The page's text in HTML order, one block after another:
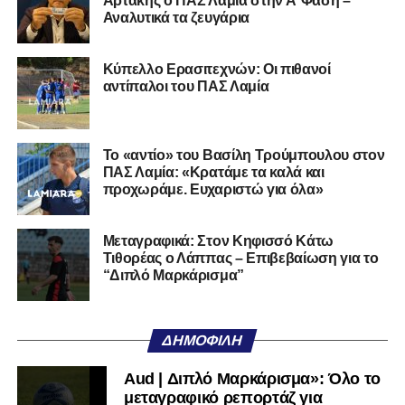
Ο 24χρονος τερματοφύλακας (γεννημένος στις
27/06/2002) προέρχεται επίσης από μία γεμάτη χρονιά
στη Γ’ Εθνική με τον ΠΑΣ Λαμία. Στο παρελθόν
αγωνίστηκε στον Λεβαδειακό, ενώ πέρασε και από ομάδες
της Serie D στην Ιταλία, όπως οι Nocerina, S. Maria
Cilento και Castrovillari, έχοντας ξεκινήσει την
ποδοσφαιρική του διαδρομή από τον Απόλλωνα Σμύρνης.
Τον καλωσορίζουμε στην οικογένεια του Σαρωνικού και
του ευχόμαστε υγεία και επιτυχίες.»
Ακολουθήστε τοlamiara.grστοGoogle Newsγια να
μαθαίνετε πρώτοι τα κυανόλευκα νέα στην Ελλάδα και τον
Twitterκαι στοInstagram
μαθαίνετε σε χρόνο dt όλα τα νέα.
Αναλυτικά τα ζευγάρια
Κύπελλο Ερασιτεχνών: Οι πιθανοί
αντίπαλοι του ΠΑΣ Λαμία
Το «αντίο» του Βασίλη Τρούμπουλου στον
ΠΑΣ Λαμία: «Κρατάμε τα καλά και
προχωράμε. Ευχαριστώ για όλα»
Μεταγραφικά: Στον Κηφισσό Κάτω
Τιθορέας ο Λάππας – Επιβεβαίωση για το
“Διπλό Μαρκάρισμα”
ΔΗΜΟΦΙΛΉ
Aud | Διπλό Μαρκάρισμα»: Όλο το
μεταγραφικό ρεπορτάζ για